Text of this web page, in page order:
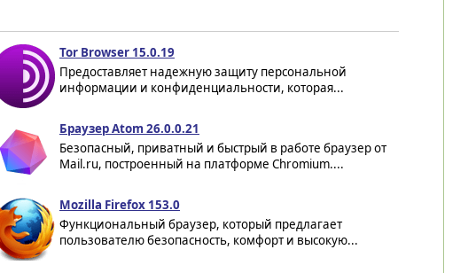
Tor Browser 15.0.19
Предоставляет надежную защиту персональной
информации и конфиденциальности, которая...
Браузер Atom 26.0.0.21
Безопасный, приватный и быстрый в работе браузер от
Mail.ru, построенный на платформе Chromium....
Mozilla Firefox 153.0
Функциональный браузер, который предлагает
пользователю безопасность, комфорт и высокую...